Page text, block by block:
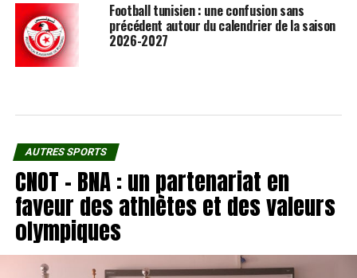
Football tunisien : une confusion sans
précédent autour du calendrier de la saison
2026-2027
AUTRES SPORTS
CNOT – BNA : un partenariat en
faveur des athlètes et des valeurs
olympiques